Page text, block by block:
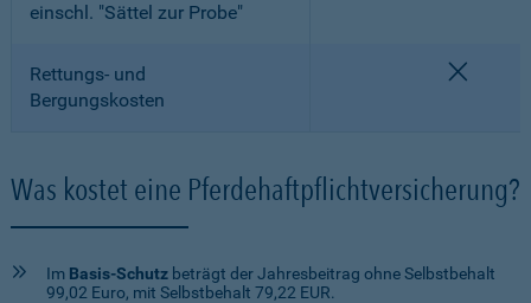
einschl. "Sättel zur Probe"
Rettungs- und
Bergungskosten
Was kostet eine Pferdehaftpflichtversicherung?
Im Basis-Schutz beträgt der Jahresbeitrag ohne Selbstbehalt
99,02 Euro, mit Selbstbehalt 79,22 EUR.